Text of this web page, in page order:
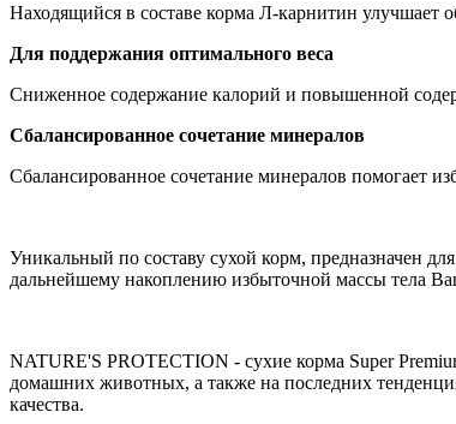
Находящийся в составе корма Л-карнитин улучшает
Для поддержания оптимального веса
Сниженное содержание калорий и повышенной
Сбалансированное сочетание минералов
Сбалансированное сочетание минералов помогает
Уникальный по составу сухой корм, предназначен
дальнейшему накоплению избыточной массы тела
NATURE'S PROTECTION - сухие корма Super
домашних животных, а также на последних
качества.